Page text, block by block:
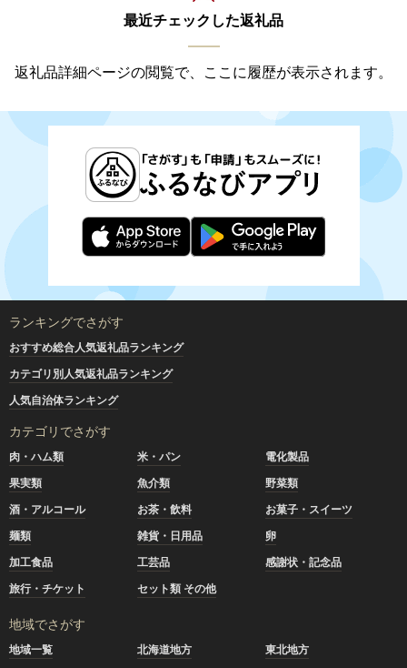
最近チェックした返礼品
返礼品詳細ページの閲覧で、ここに履歴が表示されます。
ランキングでさがす
おすすめ総合人気返礼品ランキング
カテゴリ別人気返礼品ランキング
人気自治体ランキング
カテゴリでさがす
肉・ハム類 米・パン
電化製品
果実類
魚介類
野菜類
酒・アルコール
お茶・飲料
お菓子・スイーツ
麺類
雑貨・日用品
卵
加工食品
工芸品
感謝状・記念品
旅行・チケット
セット類 その他
地域でさがす
地域一覧 北海道地方
東北地方